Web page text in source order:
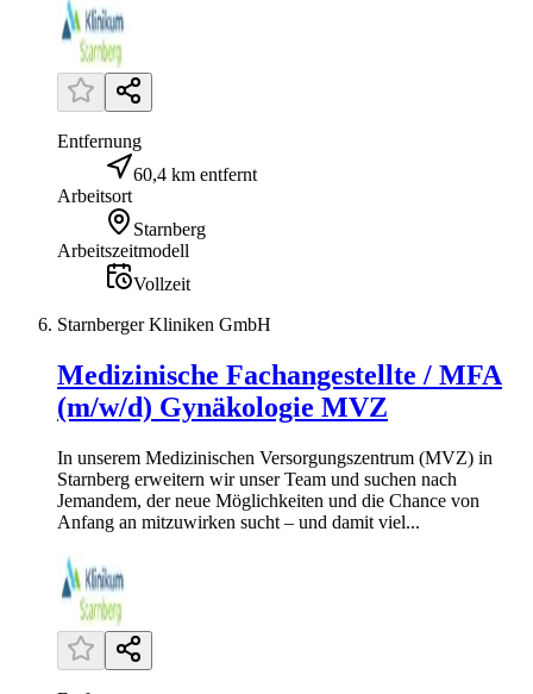
Entfernung
60,4 km entfernt
Arbeitsort
Starnberg
Arbeitszeitmodell
Vollzeit
Starnberger Kliniken GmbH
Medizinische Fachangestellte / MFA
(m/w/d) Gynäkologie MVZ
In unserem Medizinischen Versorgungszentrum (MVZ) in
Starnberg erweitern wir unser Team und suchen nach
Jemandem, der neue Möglichkeiten und die Chance von
Anfang an mitzuwirken sucht – und damit viel...